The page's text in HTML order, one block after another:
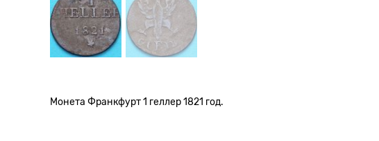
Монета Франкфурт 1 геллер 1821 год.